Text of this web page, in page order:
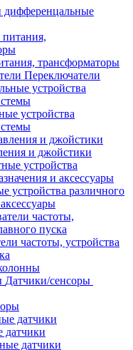
трансформаторы
Переключатели
устройства
и джойстики
устройства различного
частоты, устройства
Датчики/сенсоры
датчики